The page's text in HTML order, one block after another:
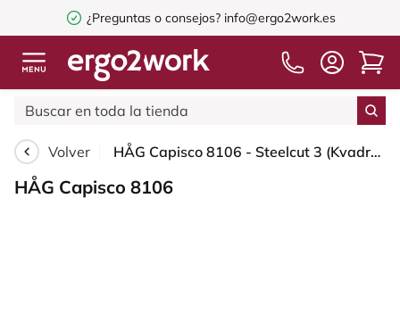
¿Preguntas o consejos?info@ergo2work.es
Volver HÅG Capisco 8106 - Steelcut 3 (Kvadrat) - Lana / Poliamida - STT190 - Black - Blush Rose - 265 mm (seat height 53-79cm) - Soft castors for hard floors
HÅG Capisco 8106